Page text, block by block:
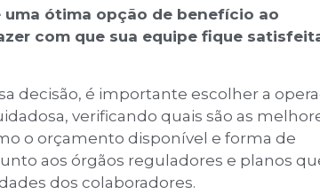
uma ótima opção de benefício ao
com que sua equipe fique
decisão, é importante escolher a
verificando quais são as
o orçamento disponível e forma de
aos órgãos reguladores e planos
dos colaboradores.